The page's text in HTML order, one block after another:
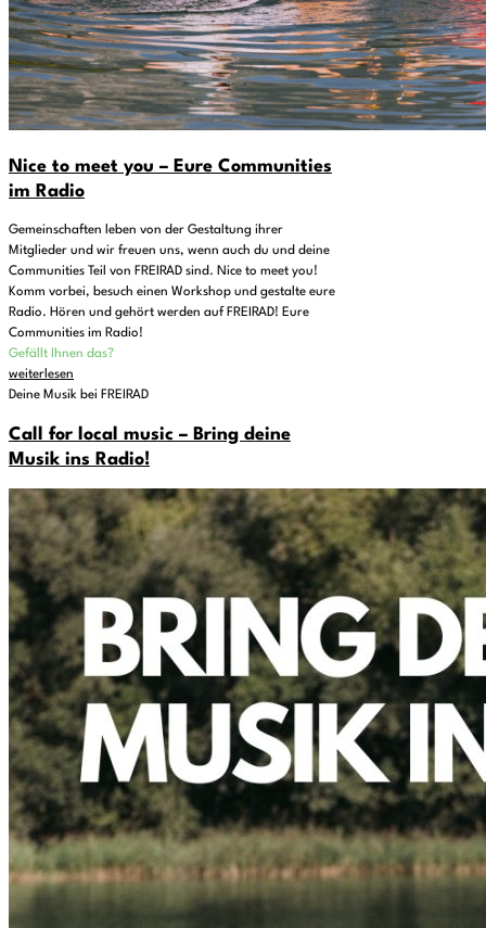
Nice to meet you – Eure Communities
im Radio
Gemeinschaften leben von der Gestaltung ihrer
Mitglieder und wir freuen uns, wenn auch du und deine
Communities Teil von FREIRAD sind. Nice to meet you!
Komm vorbei, besuch einen Workshop und gestalte eure
Radio. Hören und gehört werden auf FREIRAD! Eure
Communities im Radio!
Gefällt Ihnen das?
weiterlesen
Deine Musik bei FREIRAD
Call for local music – Bring deine
Musik ins Radio!